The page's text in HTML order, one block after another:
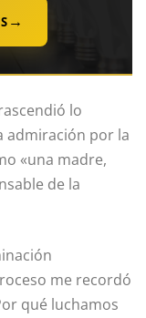
→
lo
admiración por la
«una madre,
de la
me recordó
qué luchamos